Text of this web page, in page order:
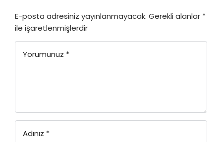
E-posta adresiniz yayınlanmayacak. Gerekli alanlar *
ile işaretlenmişlerdir
Yorumunuz *
Adınız *